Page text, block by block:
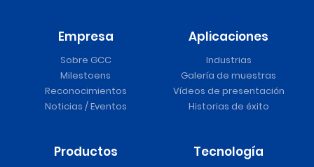
Empresa
Sobre GCC
Milestoens
Reconocimientos
Noticias / Eventos
Aplicaciones
Industrias
Galería de muestras
Vídeos de presentación
Historias de éxito
Productos Tecnología